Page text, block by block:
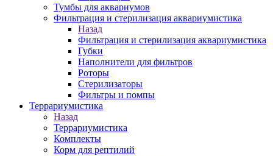
Тумбы для аквариумов
Фильтрация и стерилизация аквариумистика
Назад
Фильтрация и стерилизация аквариумистика
Губки
Наполнители для фильтров
Роторы
Стерилизаторы
Фильтры и помпы
Террариумистика
Назад
Террариумистика
Комплекты
Корм для рептилий